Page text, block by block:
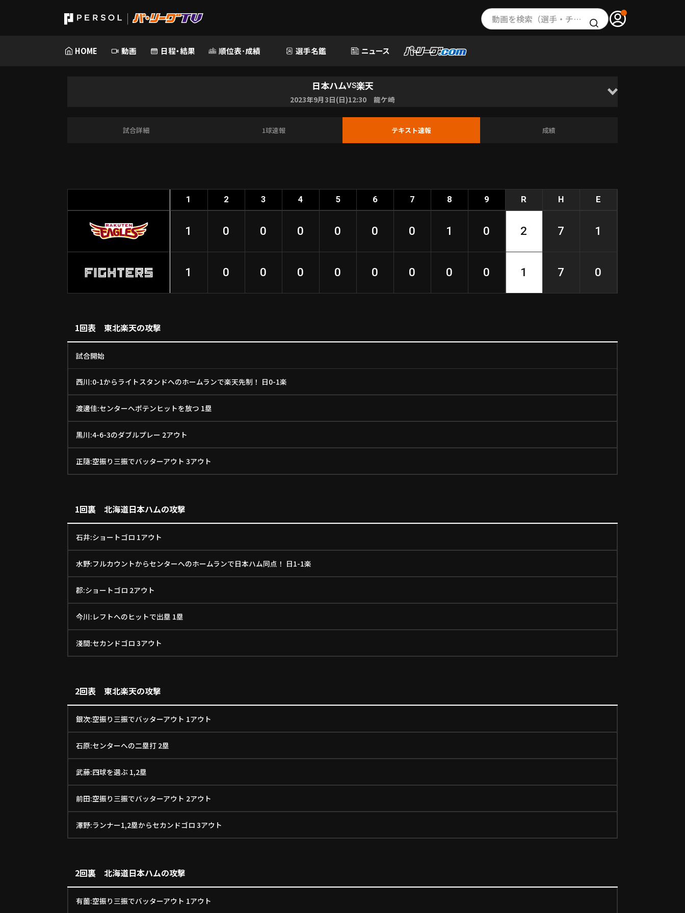
動画を検索（選手・チーム・プレー内容…）
HOME 動画 日程・結果 順位表･成績 選手名鑑 ニュース
日本ハムVS楽天
2023年9月3日(日)12:30 龍ケ崎
試合詳細 1球速報 テキスト速報 成績
1 2 3 4 5 6 7 8 9 R H E
1 0 0 0 0 0 0 1 0 2 7 1
1 0 0 0 0 0 0 0 0 1 7 0
1回表 東北楽天の攻撃
試合開始
西川:0-1からライトスタンドへのホームランで楽天先制！ 日0-1楽
渡邊佳:センターへポテンヒットを放つ 1塁
黒川:4-6-3のダブルプレー 2アウト
正隨:空振り三振でバッターアウト 3アウト
1回裏 北海道日本ハムの攻撃
石井:ショートゴロ 1アウト
水野:フルカウントからセンターへのホームランで日本ハム同点！ 日1-1楽
郡:ショートゴロ 2アウト
今川:レフトへのヒットで出塁 1塁
淺間:セカンドゴロ 3アウト
2回表 東北楽天の攻撃
銀次:空振り三振でバッターアウト 1アウト
石原:センターへの二塁打 2塁
武藤:四球を選ぶ 1,2塁
前田:空振り三振でバッターアウト 2アウト
澤野:ランナー1,2塁からセカンドゴロ 3アウト
2回裏 北海道日本ハムの攻撃
有薗:空振り三振でバッターアウト 1アウト